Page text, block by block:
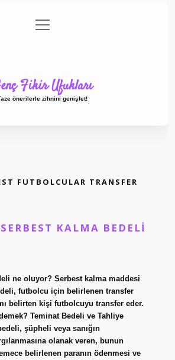
Gizlilik Politikası
menüyü
aç
Fikir Ufukları
önerilerle zihnini genişlet!
FUTBOLCULAR TRANSFER
KALMA BEDELI
ne oluyor? Serbest kalma maddesi
futbolcu için belirlenen transfer
belirten kişi futbolcuyu transfer eder.
Teminat Bedeli ve Tahliye
şüpheli veya sanığın
olanak veren, bunun
belirlenen paranın ödenmesi ve